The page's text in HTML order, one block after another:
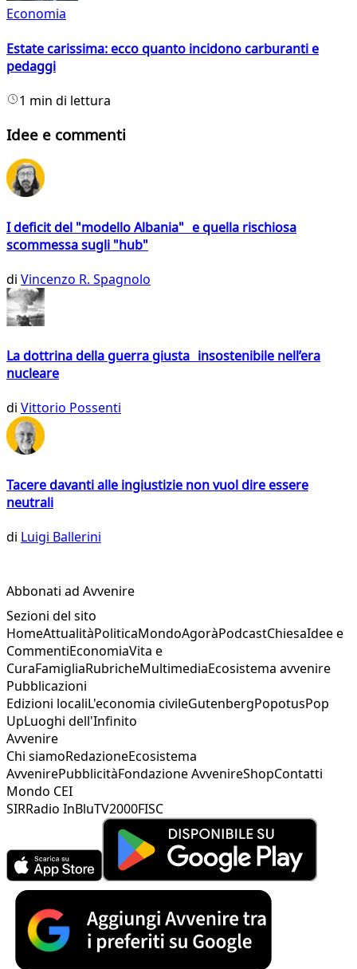
Economia
Estate carissima: ecco quanto incidono carburanti e
pedaggi
1 min di lettura
Idee e commenti
I deficit del "modello Albania" e quella rischiosa
scommessa sugli "hub"
di Vincenzo R. Spagnolo
La dottrina della guerra giusta insostenibile nell’era
nucleare
di Vittorio Possenti
Tacere davanti alle ingiustizie non vuol dire essere
neutrali
di Luigi Ballerini
Abbonati ad Avvenire
Sezioni del sito
HomeAttualitàPoliticaMondoAgoràPodcastChiesaIdee e
CommentiEconomiaVita e
CuraFamigliaRubricheMultimediaEcosistema avvenire
Pubblicazioni
Edizioni localiL'economia civileGutenbergPopotusPop
UpLuoghi dell'Infinito
Avvenire
Chi siamoRedazioneEcosistema
AvvenirePubblicitàFondazione AvvenireShopContatti
Mondo CEI
SIRRadio InBluTV2000FISC